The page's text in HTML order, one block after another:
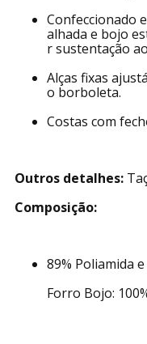
Confeccionado
alhada e bojo
r sustentação
Alças fixas
o borboleta.
Costas com
Outros detalhes:
Composição:
89% Poliamida
Forro Bojo: